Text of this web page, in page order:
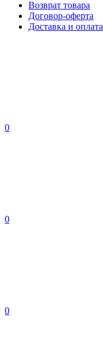
Возврат товара
Договор-оферта
Доставка и оплата
0
0
0